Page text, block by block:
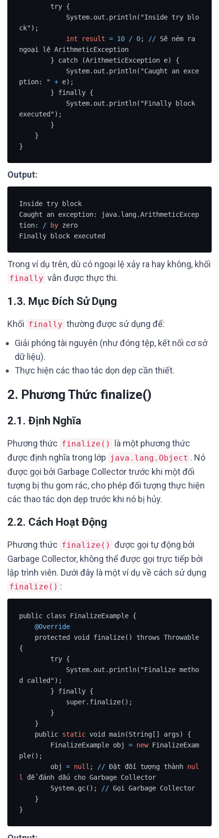
ck");
int
result = 10 / 0; // Sẽ ném ra
ngoại lệ ArithmeticException
ption: " + e);
executed");
}
Output:
Inside try block
Caught an exception: java.lang.ArithmeticExcep
tion:
/ by zero
Finally block executed
Trong ví dụ trên, dù có ngoại lệ xảy ra hay không, khối
finally vẫn được thực thi.
1.3. Mục Đích Sử Dụng
Khối finally thường được sử dụng để:
Giải phóng tài nguyên (như đóng tệp, kết nối cơ sở
dữ liệu).
Thực hiện các thao tác dọn dẹp cần thiết.
2. Phương Thức finalize()
2.1. Định Nghĩa
Phương thức finalize()
là một phương thức
được định nghĩa trong lớp java.lang.Object . Nó
được gọi bởi Garbage Collector trước khi một đối
tượng bị thu gom rác, cho phép đối tượng thực hiện
các thao tác dọn dẹp trước khi nó bị hủy.
2.2. Cách Hoạt Động
Phương thức finalize() được gọi tự động bởi
Garbage Collector, không thể được gọi trực tiếp bởi
lập trình viên. Dưới đây là một ví dụ về cách sử dụng
finalize() :
public class FinalizeExample {
@Override
{
d called");
    public
static void main(String[] args) {
        FinalizeExample obj
= new FinalizeExam
ple();
        obj
= null ; // Đặt đối tượng thành nul
l
để đánh dấu cho Garbage Collector
        System.gc();
// Gọi Garbage Collector
}